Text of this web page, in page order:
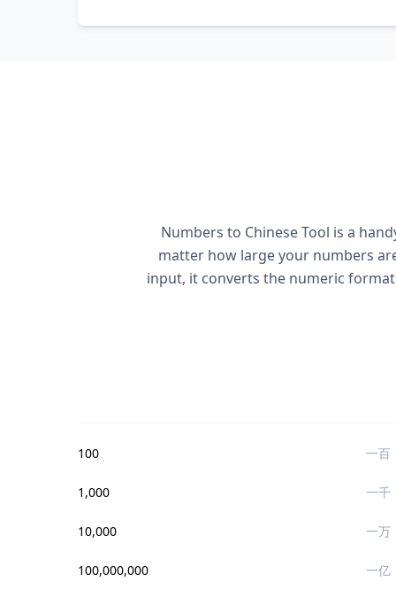
Numbers to Chinese Tool is a
matter how large your numbers
input, it converts the numeric
100 一百
1,000 一千
10,000 一万
100,000,000 一亿